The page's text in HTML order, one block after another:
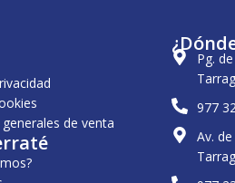
de venta
Pg.
977
Av.